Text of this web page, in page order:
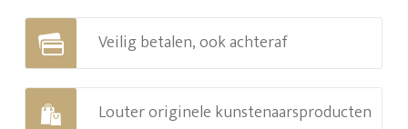
Veilig betalen, ook achteraf
Louter originele kunstenaarsproducten